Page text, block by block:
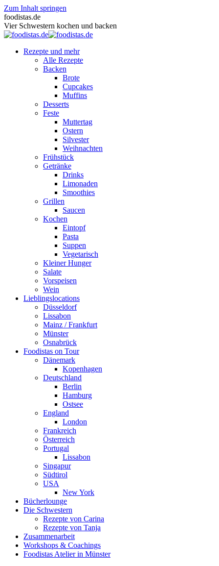
Zum Inhalt springen
foodistas.de
Vier Schwestern kochen und backen
Rezepte und mehr
Alle Rezepte
Backen
Brote
Cupcakes
Muffins
Desserts
Feste
Muttertag
Ostern
Silvester
Weihnachten
Frühstück
Getränke
Drinks
Limonaden
Smoothies
Grillen
Saucen
Kochen
Eintopf
Pasta
Suppen
Vegetarisch
Kleiner Hunger
Salate
Vorspeisen
Wein
Lieblingslocations
Düsseldorf
Lissabon
Mainz / Frankfurt
Münster
Osnabrück
Foodistas on Tour
Dänemark
Kopenhagen
Deutschland
Berlin
Hamburg
Ostsee
England
London
Frankreich
Österreich
Portugal
Lissabon
Singapur
Südtirol
USA
New York
Bücherlounge
Die Schwestern
Rezepte von Carina
Rezepte von Tanja
Zusammenarbeit
Workshops & Coachings
Foodistas Atelier in Münster